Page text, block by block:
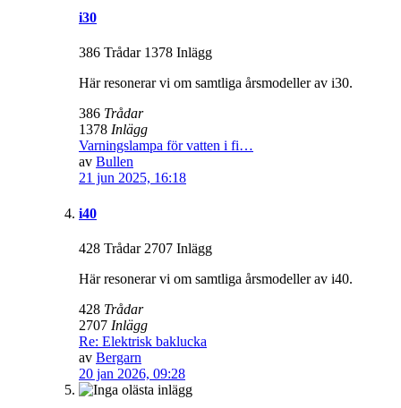
i30
386 Trådar 1378 Inlägg
Här resonerar vi om samtliga årsmodeller av i30.
386 Trådar
1378 Inlägg
Varningslampa för vatten i fi…
av Bullen
21 jun 2025, 16:18
i40
428 Trådar 2707 Inlägg
Här resonerar vi om samtliga årsmodeller av i40.
428 Trådar
2707 Inlägg
Re: Elektrisk baklucka
av Bergarn
20 jan 2026, 09:28